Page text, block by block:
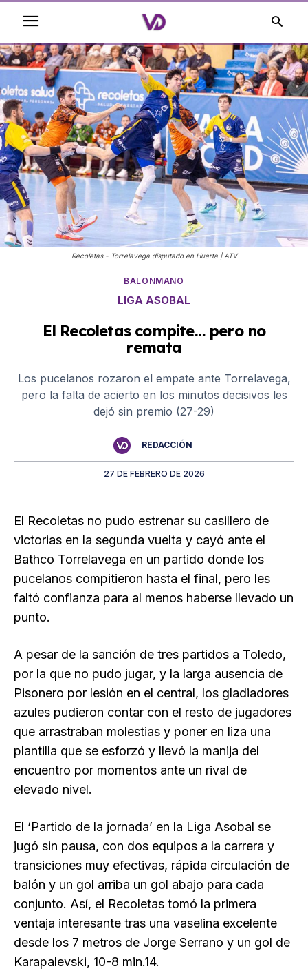
Recoletas - Torrelavega disputado en Huerta | ATV
BALONMANO
LIGA ASOBAL
El Recoletas compite… pero no
remata
Los pucelanos rozaron el empate ante Torrelavega,
pero la falta de acierto en los minutos decisivos les
dejó sin premio (27-29)
REDACCIÓN
27 DE FEBRERO DE 2026
El Recoletas no pudo estrenar su casillero de
victorias en la segunda vuelta y cayó ante el
Bathco Torrelavega en un partido donde los
pucelanos compitieron hasta el final, pero les
faltó confianza para al menos haberse llevado un
punto.
A pesar de la sanción de tres partidos a Toledo,
por la que no pudo jugar, y la larga ausencia de
Pisonero por lesión en el central, los gladiadores
azules pudieron contar con el resto de jugadores
que arrastraban molestias y poner en liza una
plantilla que se esforzó y llevó la manija del
encuentro por momentos ante un rival de
elevado nivel.
El ‘Partido de la jornada’ en la Liga Asobal se
jugó sin pausa, con dos equipos a la carrera y
transiciones muy efectivas, rápida circulación de
balón y un gol arriba un gol abajo para cada
conjunto. Así, el Recoletas tomó la primera
ventaja interesante tras una vaselina excelente
desde los 7 metros de Jorge Serrano y un gol de
Karapalevski, 10-8 min.14.